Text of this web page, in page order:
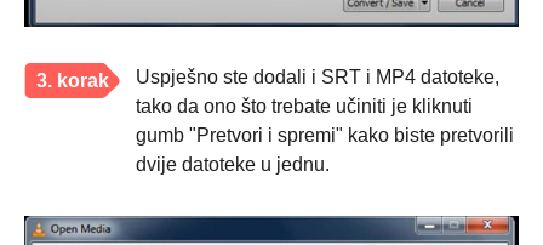
3. korak
Uspješno ste dodali i SRT i MP4 datoteke,
tako da ono što trebate učiniti je kliknuti
gumb "Pretvori i spremi" kako biste pretvorili
dvije datoteke u jednu.